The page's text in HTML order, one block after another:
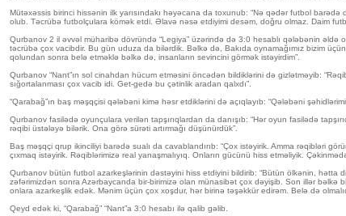
Mütəxəssis birinci hissənin ilk yarısındakı həyəcana da toxunub: “Nə qədər futbol
olub. Təcrübə futbolçulara kömək etdi. Əlavə nəsə etdiyimi desəm, doğru olmaz. Daim
Qurbanov 2 il əvvəl müharibə dövründə “Legiya” üzərində də 3:0 hesablı qələbənin əldə
təcrübə çox vacibdir. Bu gün uduza da bilərdik. Bəlkə də, Bakıda oynamağımız bizim
qolundan sonra belə etməklə bəlkə də, insanların sevincini görmək istəyirdim”.
Qurbanov “Nant”ın sol cinahdan hücum etməsini öncədən bildiklərini də gizlətməyib:
sığortalanması çox vacib idi. Get-gedə bu çətinlik aradan qalxdı”.
“Qarabağ”ın baş məşqçisi qələbəni kimə həsr etdiklərini də açıqlayıb: “Qələbəni
Qurbanov fasilədə oyunçulara verilən tapşırıqlardan da danışıb: “Hər oyun fasilədə
rəqibi üstələyə bilərik. Ona görə sürəti artırmağı düşünürdük”.
Baş məşqçi qrup ikinciliyi barədə sualı da cavablandırıb: “Çox istəyirik. Amma rəqibləri
çıxmaq istəyirik. Rəqiblərimizə real yanaşmalıyıq. Onların gücünü hiss etməliyik.
Qurbanov bütün futbol azarkeşlərinin dəstəyini hiss etdiyini bildirib: “Bütün ölkənin, hətta
zəfərimizdən sonra Azərbaycanda bir-birimizə olan münasibət çox dəyişib. Son illər bəlkə
onlara azarkeşlik edək. Mənim üçün çox xoşdur, hər birinə təşəkkür edirəm. Belə də
Qeyd edək ki, “Qarabağ” “Nant”a 3:0 hesabı ilə qalib gəlib.